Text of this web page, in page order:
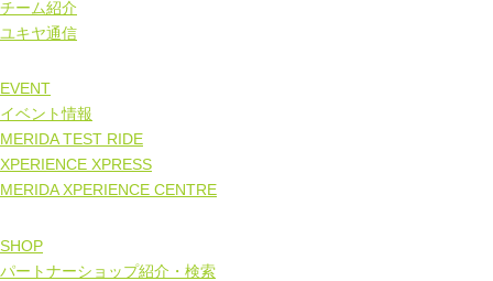
チーム紹介
ユキヤ通信
EVENT
イベント情報
MERIDA TEST RIDE
XPERIENCE XPRESS
MERIDA XPERIENCE CENTRE
SHOP
パートナーショップ紹介・検索